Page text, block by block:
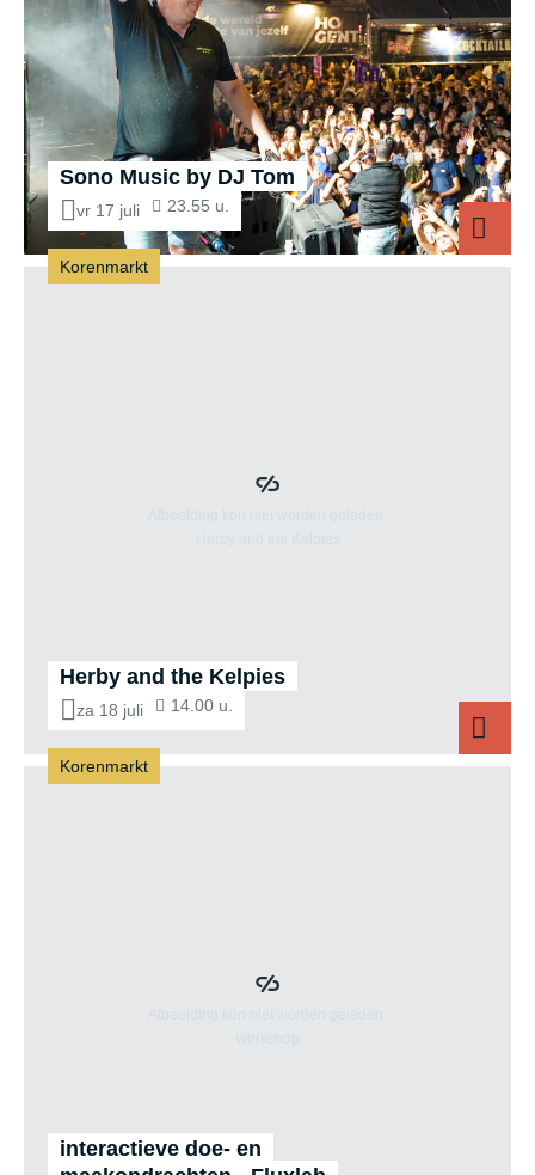
Sono Music by DJ Tom
vr 17 juli 23.55 u.
Sono
Herby and the Kelpies
za 18 juli 14.00 u.
Korenmarkt
Herby
interactieve doe- en
Korenmarkt